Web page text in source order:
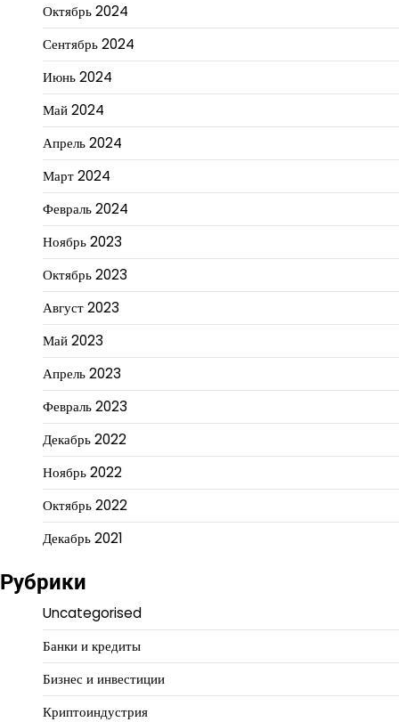
Октябрь 2024
Сентябрь 2024
Июнь 2024
Май 2024
Апрель 2024
Март 2024
Февраль 2024
Ноябрь 2023
Октябрь 2023
Август 2023
Май 2023
Апрель 2023
Февраль 2023
Декабрь 2022
Ноябрь 2022
Октябрь 2022
Декабрь 2021
Рубрики
Uncategorised
Банки и кредиты
Бизнес и инвестиции
Криптоиндустрия